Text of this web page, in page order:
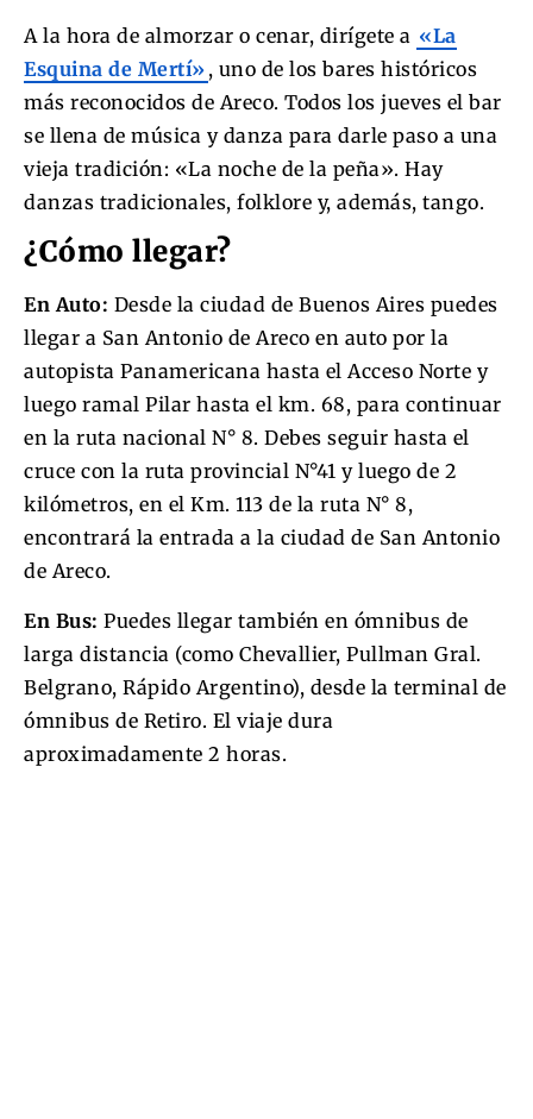
A la hora de almorzar o cenar, dirígete a «La
Esquina de Mertí» , uno de los bares históricos
más reconocidos de Areco. Todos los jueves el bar
se llena de música y danza para darle paso a una
vieja tradición: «La noche de la peña». Hay
danzas tradicionales, folklore y, además, tango.
¿Cómo llegar?
En Auto: Desde la ciudad de Buenos Aires puedes
llegar a San Antonio de Areco en auto por la
autopista Panamericana hasta el Acceso Norte y
luego ramal Pilar hasta el km. 68, para continuar
en la ruta nacional N° 8. Debes seguir hasta el
cruce con la ruta provincial N°41 y luego de 2
kilómetros, en el Km. 113 de la ruta N° 8,
encontrará la entrada a la ciudad de San Antonio
de Areco.
En Bus: Puedes llegar también en ómnibus de
larga distancia (como Chevallier, Pullman Gral.
Belgrano, Rápido Argentino), desde la terminal de
ómnibus de Retiro. El viaje dura
aproximadamente 2 horas.